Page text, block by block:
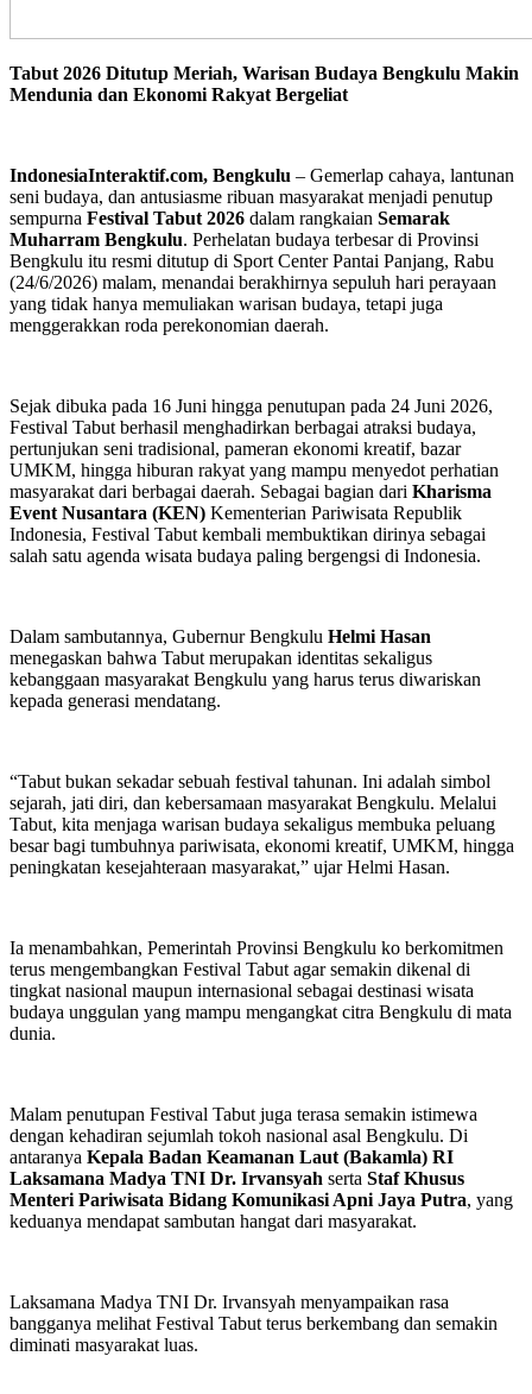
Tabut 2026 Ditutup Meriah, Warisan Budaya Bengkulu Makin
Mendunia dan Ekonomi Rakyat Bergeliat
IndonesiaInteraktif.com, Bengkulu – Gemerlap cahaya, lantunan
seni budaya, dan antusiasme ribuan masyarakat menjadi penutup
sempurna Festival Tabut 2026 dalam rangkaian Semarak
Muharram Bengkulu. Perhelatan budaya terbesar di Provinsi
Bengkulu itu resmi ditutup di Sport Center Pantai Panjang, Rabu
(24/6/2026) malam, menandai berakhirnya sepuluh hari perayaan
yang tidak hanya memuliakan warisan budaya, tetapi juga
menggerakkan roda perekonomian daerah.
Sejak dibuka pada 16 Juni hingga penutupan pada 24 Juni 2026,
Festival Tabut berhasil menghadirkan berbagai atraksi budaya,
pertunjukan seni tradisional, pameran ekonomi kreatif, bazar
UMKM, hingga hiburan rakyat yang mampu menyedot perhatian
masyarakat dari berbagai daerah. Sebagai bagian dari Kharisma
Event Nusantara (KEN) Kementerian Pariwisata Republik
Indonesia, Festival Tabut kembali membuktikan dirinya sebagai
salah satu agenda wisata budaya paling bergengsi di Indonesia.
Dalam sambutannya, Gubernur Bengkulu Helmi Hasan
menegaskan bahwa Tabut merupakan identitas sekaligus
kebanggaan masyarakat Bengkulu yang harus terus diwariskan
kepada generasi mendatang.
“Tabut bukan sekadar sebuah festival tahunan. Ini adalah simbol
sejarah, jati diri, dan kebersamaan masyarakat Bengkulu. Melalui
Tabut, kita menjaga warisan budaya sekaligus membuka peluang
besar bagi tumbuhnya pariwisata, ekonomi kreatif, UMKM, hingga
peningkatan kesejahteraan masyarakat,” ujar Helmi Hasan.
Ia menambahkan, Pemerintah Provinsi Bengkulu ko berkomitmen
terus mengembangkan Festival Tabut agar semakin dikenal di
tingkat nasional maupun internasional sebagai destinasi wisata
budaya unggulan yang mampu mengangkat citra Bengkulu di mata
dunia.
Malam penutupan Festival Tabut juga terasa semakin istimewa
dengan kehadiran sejumlah tokoh nasional asal Bengkulu. Di
antaranya Kepala Badan Keamanan Laut (Bakamla) RI
Laksamana Madya TNI Dr. Irvansyah serta Staf Khusus
Menteri Pariwisata Bidang Komunikasi Apni Jaya Putra, yang
keduanya mendapat sambutan hangat dari masyarakat.
Laksamana Madya TNI Dr. Irvansyah menyampaikan rasa
bangganya melihat Festival Tabut terus berkembang dan semakin
diminati masyarakat luas.